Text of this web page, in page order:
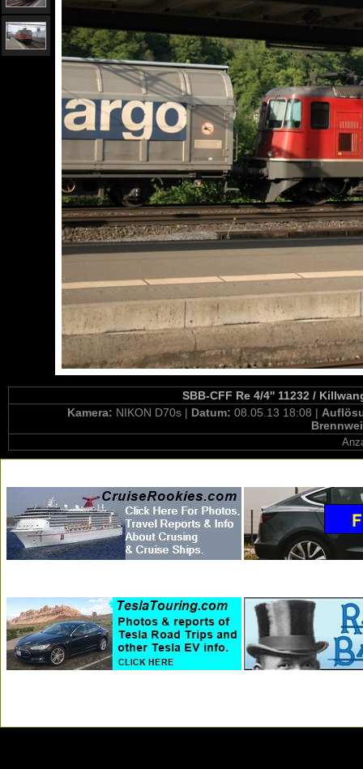
SBB-CFF Re 4/4'' 11232 /
Kamera: NIKON D70s | Datum: 08.05.13 18:08 |